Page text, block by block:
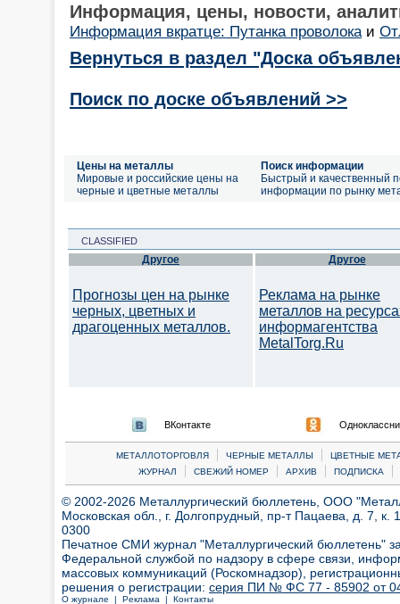
Информация, цены, новости,
Информация вкратце: Путанка проволока и
Вернуться в раздел "Доска
Поиск по доске объявлений >>
Цены на металлы
Мировые и российские цены на
черные и цветные металлы
Поиск информации
Быстрый и качественный
информации по рынку
CLASSIFIED
Другое
Прогнозы цен на рынке
черных, цветных и
драгоценных металлов.
Другое
Реклама на рынке
металлов на
информагентства
MetalTorg.Ru
ВКонтакте
МЕТАЛЛОТОРГОВЛЯ | ЧЕРНЫЕ МЕТАЛЛЫ |
ЦВЕТНЫЕ
ЖУРНАЛ
| СВЕЖИЙ НОМЕР | АРХИВ | ПОДПИСКА |
© 2002-2026 Металлургический бюллетень, ООО
Московская обл., г. Долгопрудный, пр-т Пацаева, д. 7,
0300
Печатное СМИ журнал "Металлургический бюллетень"
Федеральной службой по надзору в сфере связи,
массовых коммуникаций (Роскомнадзор),
решения о регистрации: серия ПИ № ФС 77 - 85902 от 04
О журнале | Реклама | Контакты